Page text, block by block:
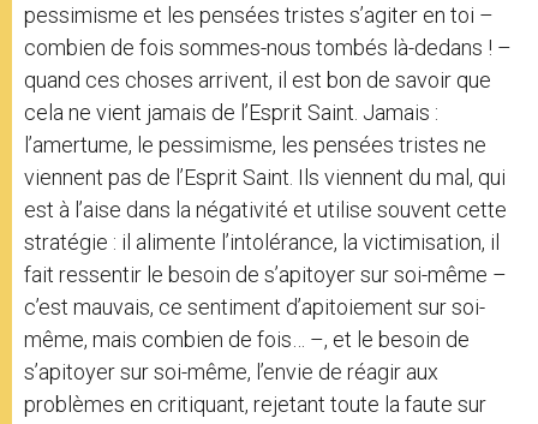
pessimisme et les pensées tristes s’agiter en toi –
combien de fois sommes-nous tombés là-dedans ! –
quand ces choses arrivent, il est bon de savoir que
cela ne vient jamais de l’Esprit Saint. Jamais :
l’amertume, le pessimisme, les pensées tristes ne
viennent pas de l’Esprit Saint. Ils viennent du mal, qui
est à l’aise dans la négativité et utilise souvent cette
stratégie : il alimente l’intolérance, la victimisation, il
fait ressentir le besoin de s’apitoyer sur soi-même –
c’est mauvais, ce sentiment d’apitoiement sur soi-
même, mais combien de fois… –, et le besoin de
s’apitoyer sur soi-même, l’envie de réagir aux
problèmes en critiquant, rejetant toute la faute sur